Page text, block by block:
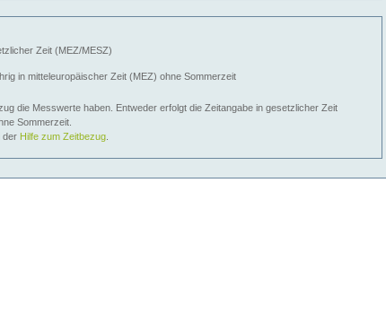
Zeit (MEZ/MESZ)
in mitteleuropäischer Zeit (MEZ) ohne Sommerzeit
die Messwerte haben. Entweder erfolgt die Zeitangabe in gesetzlicher Zeit
Sommerzeit.
der Hilfe zum Zeitbezug